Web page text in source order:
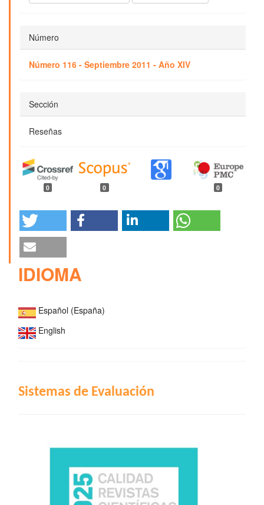
Número
Número 116 - Septiembre 2011 - Año XIV
Sección
Reseñas
0 0 0
IDIOMA
Español (España)
English
INDIZACIÓN
Sistemas de Evaluación